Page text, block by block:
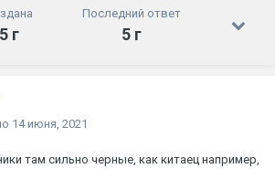
5 г
Последний ответ
5 г
14 июня, 2021
там сильно черные, как китаец например,